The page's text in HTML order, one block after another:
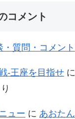
コメント
・質問・コメント
-王座を目指せ に
ュー に あおたん